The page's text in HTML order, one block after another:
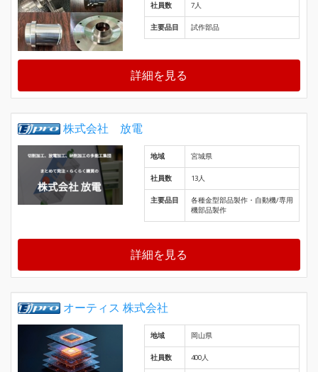
社員数 7人
主要品目 試作部品
詳細を見る
株式会社 放電
地域 宮城県
社員数 13人
主要品目
各種金型部品製作・自動機/専用
機部品製作
詳細を見る
オーティス 株式会社
地域 岡山県
社員数 400人